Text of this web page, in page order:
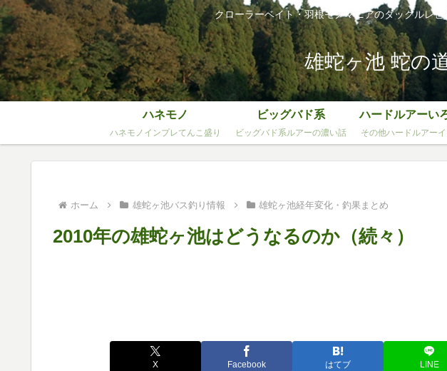
クローラーベイト・羽根モノマニアのタックルレ
雄蛇ヶ池 蛇の
ハネモノ
ハネモノインプレてんこ盛り
ビッグバド系
ビッグバド系ルアーの濃い話
ハードルアーい
その他ハードルアー
ホーム 雄蛇ヶ池バス釣り情報 雄蛇ヶ池経年変化・釣果まとめ
2010年の雄蛇ヶ池はどうなるのか（続々）
X Facebook はてブ LINE